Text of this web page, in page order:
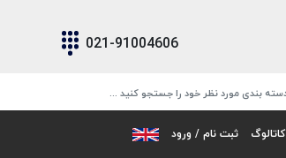
021-91004606
کاتالوگ ثبت نام / ورود